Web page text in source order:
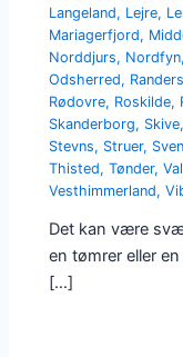
Langeland, Lejre,
Mariagerfjord,
Norddjurs, Nordfyn,
Odsherred, Randers
Rødovre, Roskilde,
Skanderborg, Skive,
Stevns, Struer,
Thisted,Tønder,
Vesthimmerland,
Det kan være
en tømrer eller
[…]